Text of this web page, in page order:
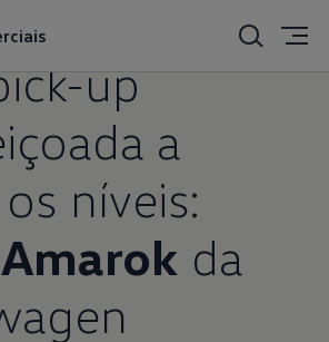
up
a
níveis:
da